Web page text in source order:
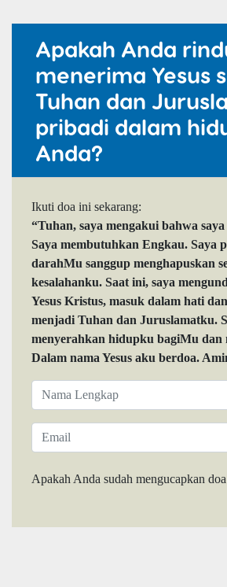
Apakah Anda
menerima Yesus
Tuhan dan
pribadi dalam
Anda?
Ikuti doa ini sekarang:
“Tuhan, saya mengakui bahwa
Saya membutuhkan Engkau. Saya
darahMu sanggup menghapuskan
kesalahanku. Saat ini, saya
Yesus Kristus, masuk dalam hati
menjadi Tuhan dan Juruslamatku.
menyerahkan hidupku bagiMu dan
Dalam nama Yesus aku berdoa.
Apakah Anda sudah mengucapkan